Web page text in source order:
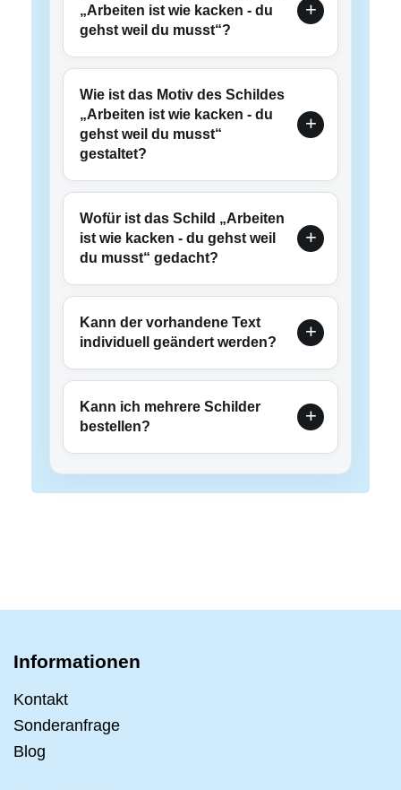
„Arbeiten ist wie kacken - du
gehst weil du musst“?
Wie ist das Motiv des Schildes
„Arbeiten ist wie kacken - du
gehst weil du musst“
gestaltet?
Wofür ist das Schild „Arbeiten
ist wie kacken - du gehst weil
du musst“ gedacht?
Kann der vorhandene Text
individuell geändert werden?
Kann ich mehrere Schilder
bestellen?
Informationen
Kontakt
Sonderanfrage
Blog